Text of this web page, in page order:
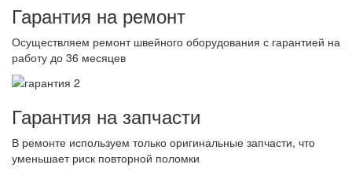
Гарантия на ремонт
Осуществляем ремонт швейного оборудования с гарантией на
работу до 36 месяцев
Гарантия на запчасти
В ремонте используем только оригинальные запчасти, что
уменьшает риск повторной поломки